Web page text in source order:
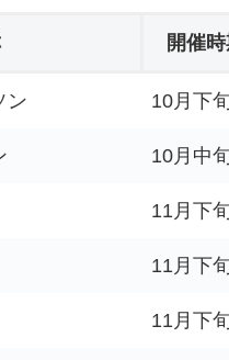
開催
ン 10月下
10月中
11月下
11月下
11月下